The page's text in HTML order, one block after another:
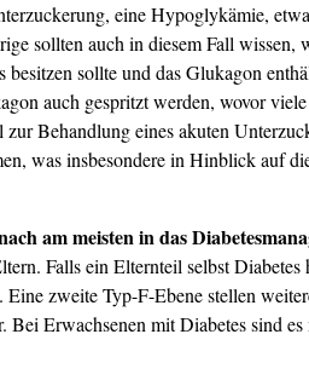
eine Hypoglykämie,
sollten auch in diesem Fall wissen,
sollte und das Glukagon
auch gespritzt werden, wovor
Behandlung eines akuten
was insbesondere in Hinblick auf
am meisten in das
Falls ein Elternteil selbst Diabetes
Eine zweite Typ-F-Ebene stellen
Erwachsenen mit Diabetes sind es